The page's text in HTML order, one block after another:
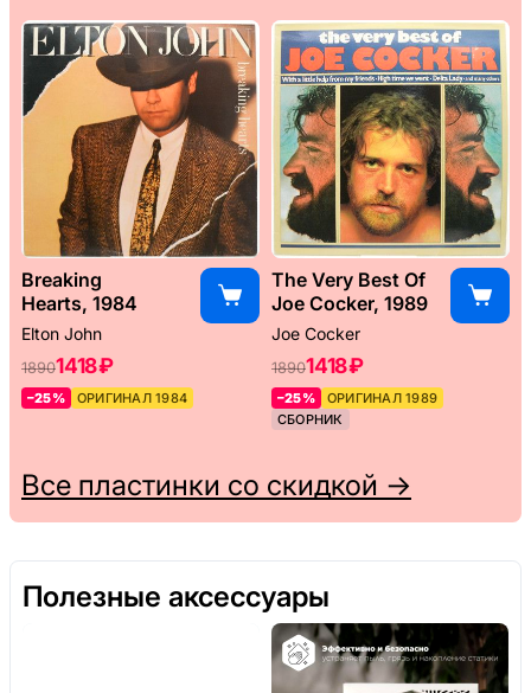
Breaking
Hearts, 1984
Elton John
18901418 ₽
–25% ОРИГИНАЛ 1984
The Very Best Of
Joe Cocker, 1989
Joe Cocker
18901418 ₽
–25%
ОРИГИНАЛ 1989
СБОРНИК
Все пластинки со скидкой →
Полезные аксессуары